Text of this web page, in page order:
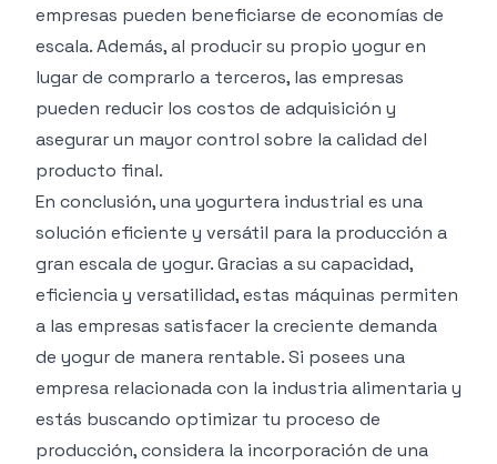
empresas pueden beneficiarse de economías de
escala. Además, al producir su propio yogur en
lugar de comprarlo a terceros, las empresas
pueden reducir los costos de adquisición y
asegurar un mayor control sobre la calidad del
producto final.
En conclusión, una yogurtera industrial es una
solución eficiente y versátil para la producción a
gran escala de yogur. Gracias a su capacidad,
eficiencia y versatilidad, estas máquinas permiten
a las empresas satisfacer la creciente demanda
de yogur de manera rentable. Si posees una
empresa relacionada con la industria alimentaria y
estás buscando optimizar tu proceso de
producción, considera la incorporación de una